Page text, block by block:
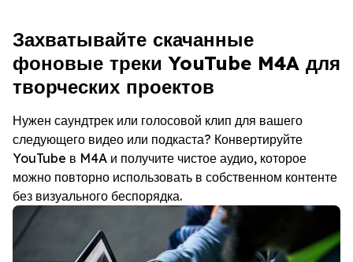
Захватывайте скачанные
фоновые треки YouTube M4A для
творческих проектов
Нужен саундтрек или голосовой клип для вашего
следующего видео или подкаста? Конвертируйте
YouTube в M4A и получите чистое аудио, которое
можно повторно использовать в собственном контенте
без визуального беспорядка.